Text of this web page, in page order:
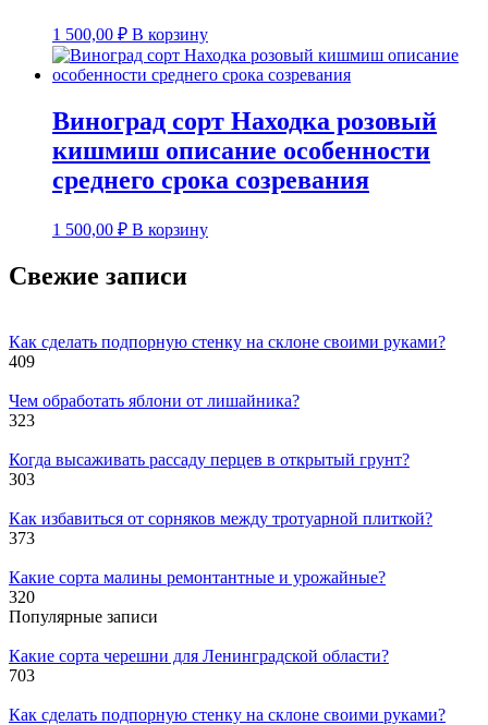
1 500,00 ₽ В корзину
Виноград сорт Находка розовый
кишмиш описание особенности
среднего срока созревания
1 500,00 ₽ В корзину
Свежие записи
Как сделать подпорную стенку на склоне своими руками?
409
Чем обработать яблони от лишайника?
323
Когда высаживать рассаду перцев в открытый грунт?
303
Как избавиться от сорняков между тротуарной плиткой?
373
Какие сорта малины ремонтантные и урожайные?
320
Популярные записи
Какие сорта черешни для Ленинградской области?
703
Как сделать подпорную стенку на склоне своими руками?